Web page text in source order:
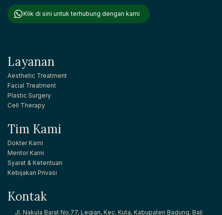
Klik di sini untuk terhubung dengan kami
Layanan
Aesthetic Treatment
Facial Treatment
Plastic Surgery
Cell Therapy
Tim Kami
Dokter Kami
Mentor Kami
Syarat & Ketentuan
Kebijakan Privasi
Kontak
Jl. Nakula Barat No.77, Legian, Kec. Kuta, Kabupaten Badung, Bali